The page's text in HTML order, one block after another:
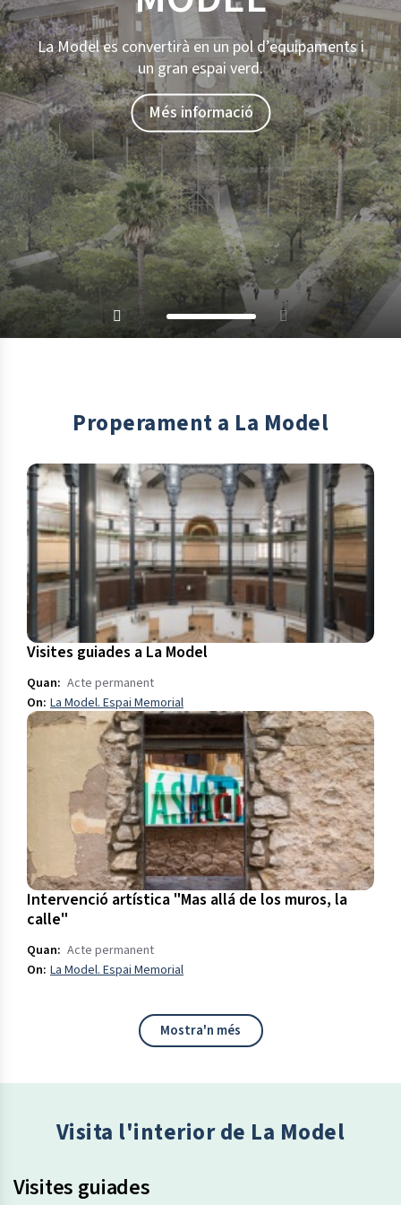
Visita la Model
Parar carrusel
100% completed
La Model es convertirà en un pol d’equipaments i
un gran espai verd.
Més informació
Parar carrusel
100% completed
Properament a La Model
Visites guiades a La Model
Quan: Acte permanent
On: La Model. Espai Memorial
Intervenció artística "Mas allá de los muros, la
calle"
Quan: Acte permanent
On: La Model. Espai Memorial
Mostra'n més properament a la model
Visita l'interior de La Model
Visites guiades